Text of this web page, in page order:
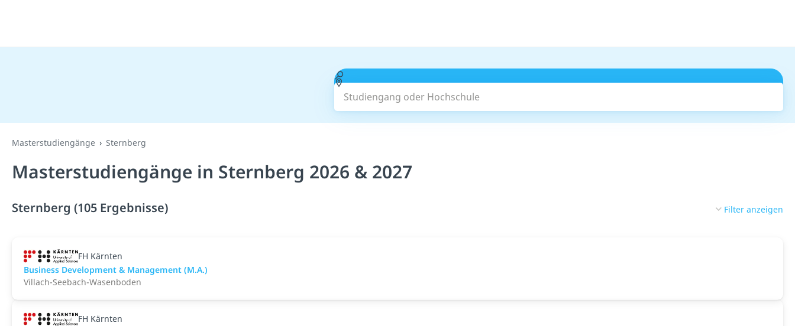
Studiengang oder Hochschule
Masterstudiengänge Sternberg
Masterstudiengänge in Sternberg 2026 & 2027
Sternberg (105 Ergebnisse) Filter anzeigen
FH Kärnten
Business Development & Management (M.A.)
Villach-Seebach-Wasenboden
FH Kärnten